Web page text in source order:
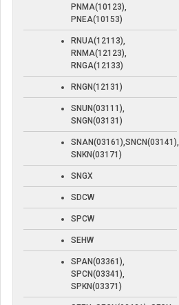
PNMA(10123),
PNEA(10153)
RNUA(12113),
RNMA(12123),
RNGA(12133)
RNGN(12131)
SNUN(03111),
SNGN(03131)
SNAN(03161),SNCN(03141),
SNKN(03171)
SNGX
SDCW
SPCW
SEHW
SPAN(03361),
SPCN(03341),
SPKN(03371)